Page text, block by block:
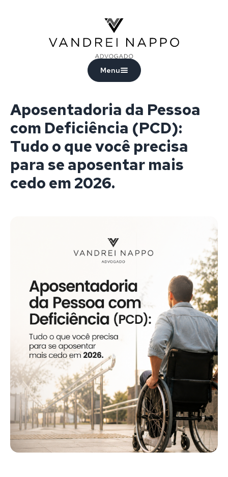
Menu
Aposentadoria da Pessoa
com Deficiência (PCD):
Tudo o que você precisa
para se aposentar mais
cedo em 2026.